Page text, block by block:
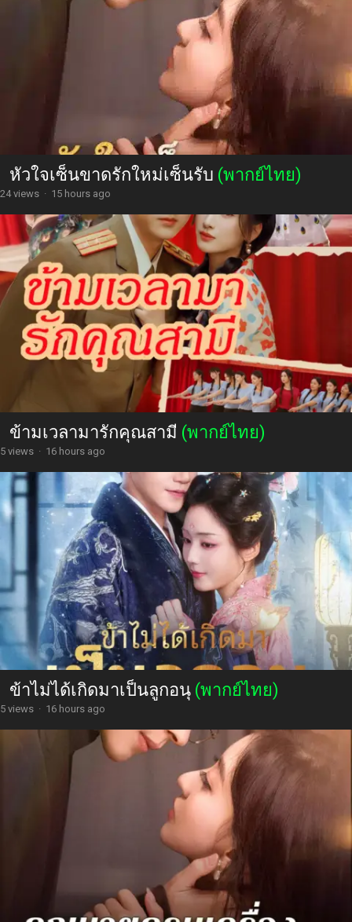
หัวใจเซ็นขาดรักใหม่เซ็นรับ (พากย์ไทย)
24 views · 15 hours ago
ข้ามเวลามารักคุณสามี (พากย์ไทย)
5 views · 16 hours ago
ข้าไม่ได้เกิดมาเป็นลูกอนุ (พากย์ไทย)
5 views · 16 hours ago